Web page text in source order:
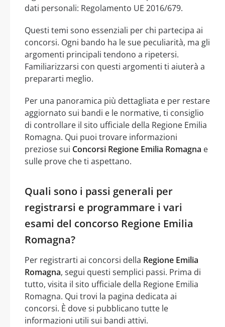
dati personali: Regolamento UE 2016/679.
Questi temi sono essenziali per chi partecipa ai
concorsi. Ogni bando ha le sue peculiarità, ma gli
argomenti principali tendono a ripetersi.
Familiarizzarsi con questi argomenti ti aiuterà a
prepararti meglio.
Per una panoramica più dettagliata e per restare
aggiornato sui bandi e le normative, ti consiglio
di controllare il sito ufficiale della Regione Emilia
Romagna. Qui puoi trovare informazioni
preziose sui Concorsi Regione Emilia Romagna e
sulle prove che ti aspettano.
Quali sono i passi generali per
registrarsi e programmare i vari
esami del concorso Regione Emilia
Romagna?
Per registrarti ai concorsi della Regione Emilia
Romagna, segui questi semplici passi. Prima di
tutto, visita il sito ufficiale della Regione Emilia
Romagna. Qui trovi la pagina dedicata ai
concorsi. È dove si pubblicano tutte le
informazioni utili sui bandi attivi.